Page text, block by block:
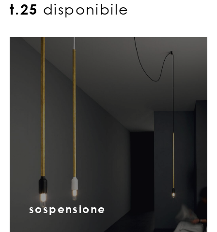
t.25 disponibile
sospensione